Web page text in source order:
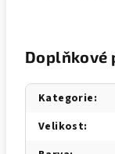
Doplňkové
Kategorie:
Velikost: